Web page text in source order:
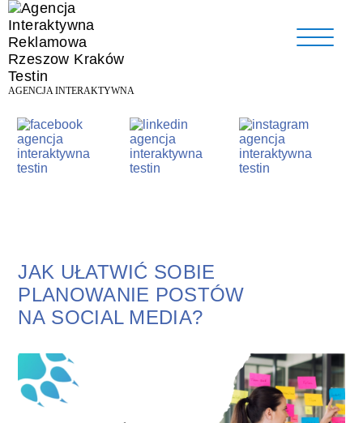
AGENCJA INTERAKTYWNA
JAK UŁATWIĆ SOBIE
PLANOWANIE POSTÓW
NA SOCIAL MEDIA?